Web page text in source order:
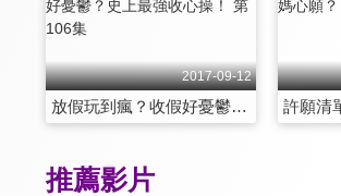
2017-09-12
放假玩到瘋？收假好憂鬱？史上最強收心操！ 第106集
推薦影片